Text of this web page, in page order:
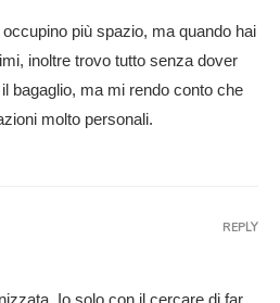
più spazio, ma quando hai
inoltre trovo tutto senza dover
bagaglio, ma mi rendo conto che
molto personali.
REPLY